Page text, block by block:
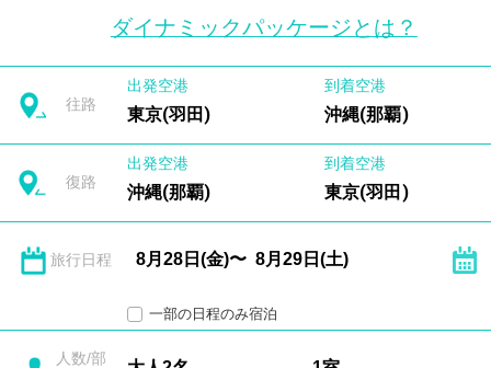
ダイナミックパッケージとは？
往路
出発空港
東京(羽田)
到着空港
沖縄(那覇)
復路
出発空港
沖縄(那覇)
到着空港
東京(羽田)
旅行日程
一部の日程のみ宿泊
人数/部